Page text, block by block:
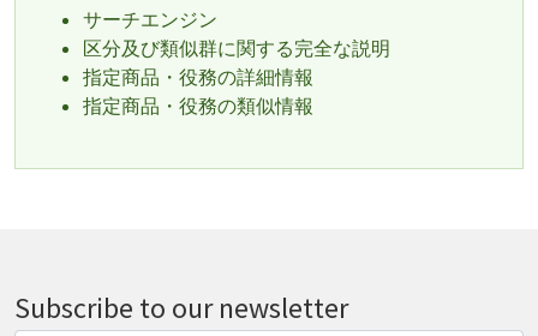
サーチエンジン
区分及び類似群に関する完全な説明
指定商品・役務の詳細情報
指定商品・役務の類似情報
Subscribe to our newsletter